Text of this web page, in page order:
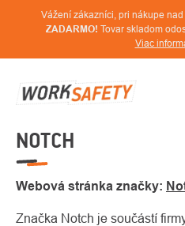
Vážení zákazníci, pri nákupe
ZADARMO! Tovar skladom
Viac
NOTCH
Webová stránka značky:
Značka Notch je součástí